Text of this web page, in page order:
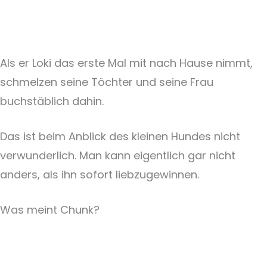
Als er Loki das erste Mal mit nach Hause nimmt,
schmelzen seine Töchter und seine Frau
buchstäblich dahin.
Das ist beim Anblick des kleinen Hundes nicht
verwunderlich. Man kann eigentlich gar nicht
anders, als ihn sofort liebzugewinnen.
Was meint Chunk?